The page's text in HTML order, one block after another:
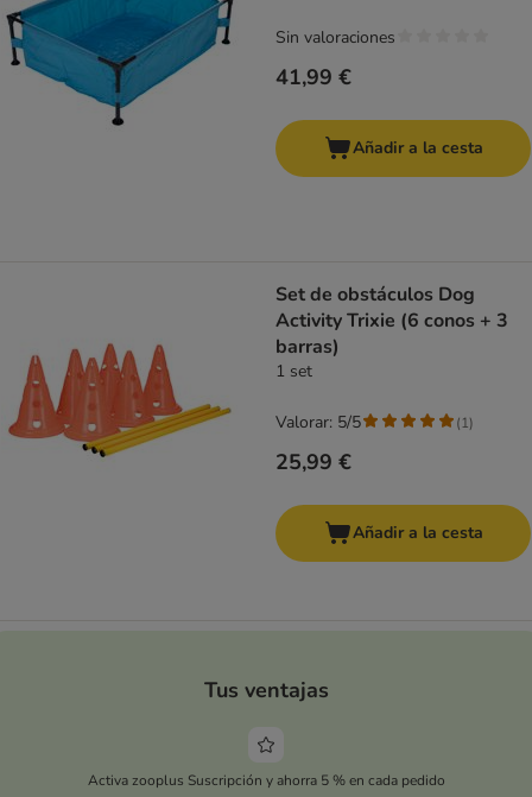
41,99 €
Sin valoraciones
Añadir a la cesta
Set de obstáculos Dog
Activity Trixie (6 conos + 3
barras)
1 set
25,99 €
Valorar: 5/5 (1)
Añadir a la cesta
Tus ventajas
Activa zooplus Suscripción y ahorra 5 % en cada pedido